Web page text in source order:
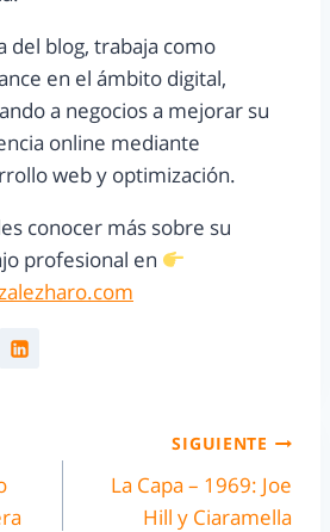
del blog, trabaja como
en el ámbito digital,
a negocios a mejorar su
online mediante
web y optimización.
conocer más sobre su
profesional en
SIGUIENTE
La Capa – 1969: Joe
Hill y Ciaramella